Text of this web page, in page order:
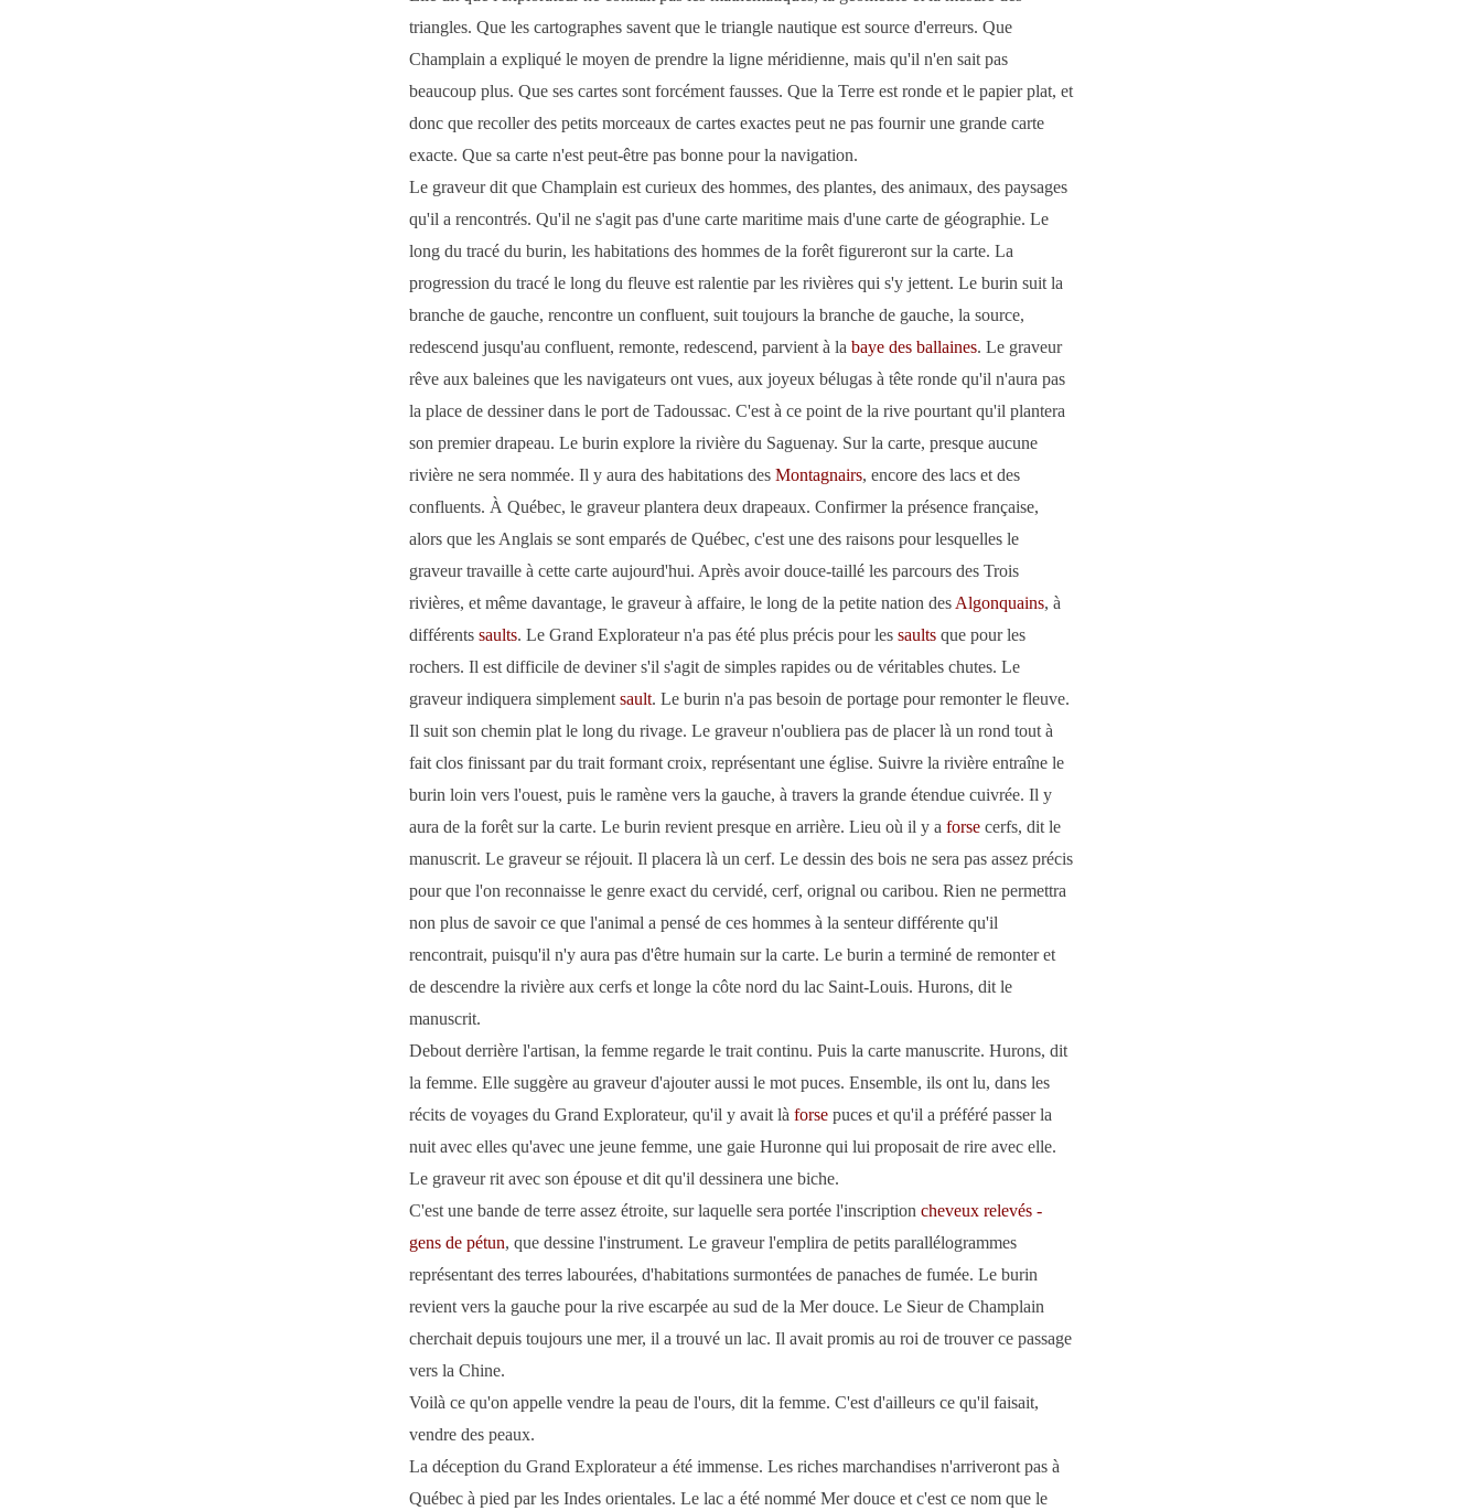
triangles. Que les cartographes savent que le triangle nautique est source d'erreurs. Que
Champlain a expliqué le moyen de prendre la ligne méridienne, mais qu'il n'en sait pas
beaucoup plus. Que ses cartes sont forcément fausses. Que la Terre est ronde et le papier plat, et
donc que recoller des petits morceaux de cartes exactes peut ne pas fournir une grande carte
exacte. Que sa carte n'est peut-être pas bonne pour la navigation.
Le graveur dit que Champlain est curieux des hommes, des plantes, des animaux, des paysages
qu'il a rencontrés. Qu'il ne s'agit pas d'une carte maritime mais d'une carte de géographie. Le
long du tracé du burin, les habitations des hommes de la forêt figureront sur la carte. La
progression du tracé le long du fleuve est ralentie par les rivières qui s'y jettent. Le burin suit la
branche de gauche, rencontre un confluent, suit toujours la branche de gauche, la source,
redescend jusqu'au confluent, remonte, redescend, parvient à la baye des ballaines. Le graveur
rêve aux baleines que les navigateurs ont vues, aux joyeux bélugas à tête ronde qu'il n'aura pas
la place de dessiner dans le port de Tadoussac. C'est à ce point de la rive pourtant qu'il plantera
son premier drapeau. Le burin explore la rivière du Saguenay. Sur la carte, presque aucune
rivière ne sera nommée. Il y aura des habitations des Montagnairs, encore des lacs et des
confluents. À Québec, le graveur plantera deux drapeaux. Confirmer la présence française,
alors que les Anglais se sont emparés de Québec, c'est une des raisons pour lesquelles le
graveur travaille à cette carte aujourd'hui. Après avoir douce-taillé les parcours des Trois
rivières, et même davantage, le graveur à affaire, le long de la petite nation des Algonquains, à
différents saults. Le Grand Explorateur n'a pas été plus précis pour les saultsque pour les
rochers. Il est difficile de deviner s'il s'agit de simples rapides ou de véritables chutes. Le
graveur indiquera simplement sault. Le burin n'a pas besoin de portage pour remonter le fleuve.
Il suit son chemin plat le long du rivage. Le graveur n'oubliera pas de placer là un rond tout à
fait clos finissant par du trait formant croix, représentant une église. Suivre la rivière entraîne le
burin loin vers l'ouest, puis le ramène vers la gauche, à travers la grande étendue cuivrée. Il y
aura de la forêt sur la carte. Le burin revient presque en arrière. Lieu où il y a forsecerfs, dit le
manuscrit. Le graveur se réjouit. Il placera là un cerf. Le dessin des bois ne sera pas assez précis
pour que l'on reconnaisse le genre exact du cervidé, cerf, orignal ou caribou. Rien ne permettra
non plus de savoir ce que l'animal a pensé de ces hommes à la senteur différente qu'il
rencontrait, puisqu'il n'y aura pas d'être humain sur la carte. Le burin a terminé de remonter et
de descendre la rivière aux cerfs et longe la côte nord du lac Saint-Louis. Hurons, dit le
manuscrit.
Debout derrière l'artisan, la femme regarde le trait continu. Puis la carte manuscrite. Hurons, dit
la femme. Elle suggère au graveur d'ajouter aussi le mot puces. Ensemble, ils ont lu, dans les
récits de voyages du Grand Explorateur, qu'il y avait là forsepuces et qu'il a préféré passer la
nuit avec elles qu'avec une jeune femme, une gaie Huronne qui lui proposait de rire avec elle.
Le graveur rit avec son épouse et dit qu'il dessinera une biche.
C'est une bande de terre assez étroite, sur laquelle sera portée l'inscription cheveux relevés -
gens de pétun, que dessine l'instrument. Le graveur l'emplira de petits parallélogrammes
représentant des terres labourées, d'habitations surmontées de panaches de fumée. Le burin
revient vers la gauche pour la rive escarpée au sud de la Mer douce. Le Sieur de Champlain
cherchait depuis toujours une mer, il a trouvé un lac. Il avait promis au roi de trouver ce passage
vers la Chine.
Voilà ce qu'on appelle vendre la peau de l'ours, dit la femme. C'est d'ailleurs ce qu'il faisait,
vendre des peaux.
La déception du Grand Explorateur a été immense. Les riches marchandises n'arriveront pas à
Québec à pied par les Indes orientales. Le lac a été nommé Mer douce et c'est ce nom que le